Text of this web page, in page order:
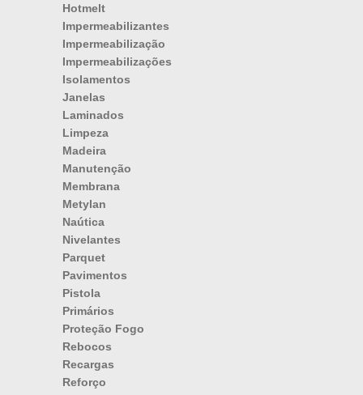
Hotmelt
Impermeabilizantes
Impermeabilização
Impermeabilizações
Isolamentos
Janelas
Laminados
Limpeza
Madeira
Manutenção
Membrana
Metylan
Naútica
Nivelantes
Parquet
Pavimentos
Pistola
Primários
Proteção Fogo
Rebocos
Recargas
Reforço